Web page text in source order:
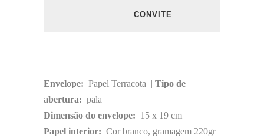
CONVITE
Envelope: Papel Terracota | Tipo de
abertura: pala
Dimensão do envelope: 15 x 19 cm
Papel interior: Cor branco, gramagem 220gr